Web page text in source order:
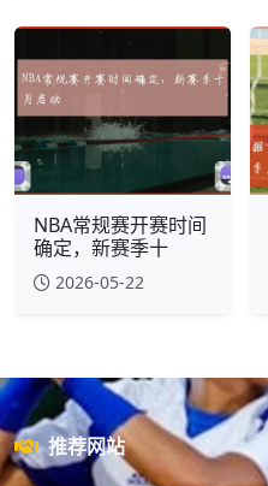
NBA常规赛开赛时间
确定，新赛季十
2026-05-22
推荐网站